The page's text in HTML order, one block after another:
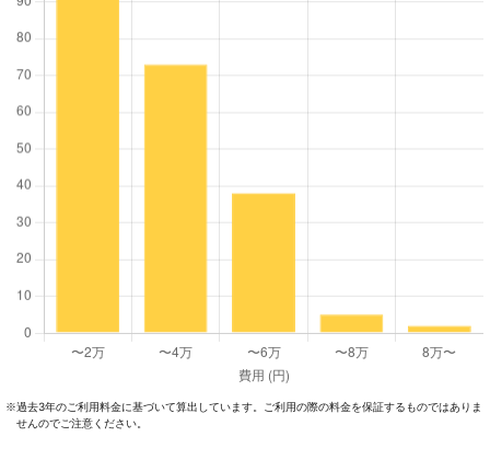
※過去3年のご利⽤料⾦に基づいて算出しています。ご利⽤の際の料⾦を保証するものではありま
せんのでご注意ください。